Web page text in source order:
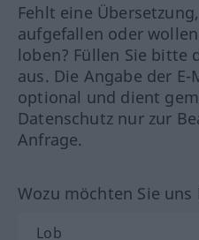
Fehlt eine
aufgefallen oder
loben? Füllen Sie bitte
aus. Die Angabe der
optional und dient
Datenschutz nur zur
Anfrage.
Wozu möchten Sie uns